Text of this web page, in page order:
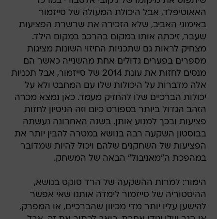
האאוטיפלד, אבל היכולת המעולה של סייזמור
באימוני האביב, שלא הזכירה את שרשרת הפציעות
שעבר, זיכתה אותו במקום בהרכב במקום הילד.
מצחיק לראות גם שתכניות החיזוי השונות מציגות
מספרים בפערים גדולים אחת מהשנייה כאשר הם
מנסים לחזות את עונת 2014 של סייזמור, אבל תכניות
אלה מדברות על היכולות שלו עם המחבט ולא על
יכולות הברכיים שלו להחזיק מעמד. כאן נמצא מכרה
הזהב הגדול ביותר בספורט כיום וזה הניסיון לחזות
פציעות ובכך למנוע אותן. בשנה האחרונה נעשתה
בבוסטון השקעה רבה בנושא במטרה להבין יותר את
הפציעות של השחקנים שלהם ויכול להיות שמדובר
במהפכת ה"מאניבול" הבאה של המשחק.
הימור: למרות ההשקעה של הרד סוקס בנושא,
ההיסטוריה של סייזמור לימדה אותנו שאי אפשר
להישען עליו יותר מדי מכיוון שהברכיים, או המפרק,